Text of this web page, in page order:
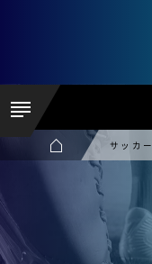
サッカー